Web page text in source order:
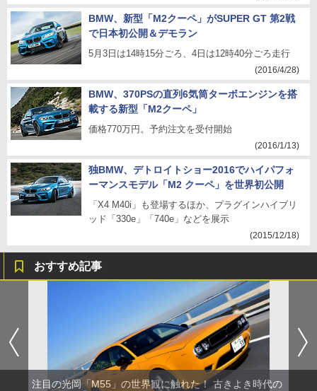
BMW、新型「M2クーペ」がSUPER GT 第2戦
で日本初公開＆デモラン
5月3日は14時15分ごろ、4日は12時40分ごろ走行
(2016/4/28)
BMW、370PSの直列6気筒ターボエンジンを搭
載する新型「M2クーペ」
価格770万円。予約注文を受付開始
(2016/1/13)
独BMW、デトロイトショー2016でハイパフォ
ーマンスモデル「M2 クーペ」を世界初公開
「X4 M40i」も登場するほか、プラグインハイブリ
ッド「330e」「740e」などを展示
(2015/12/18)
おすすめ記事
注目の光岡「M55」の世界観に触れた！ 古きよき時代の